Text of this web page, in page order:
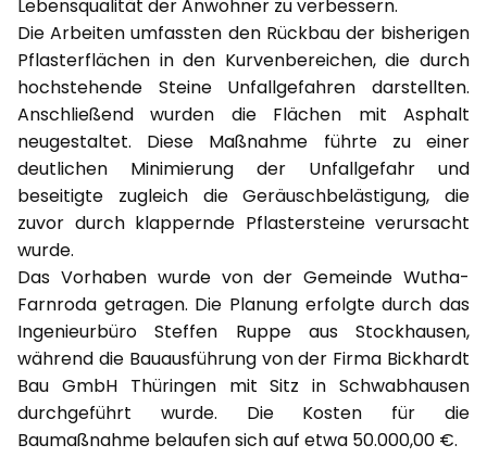
Lebensqualität der Anwohner zu verbessern.
Die Arbeiten umfassten den Rückbau der bisherigen
Pflasterflächen in den Kurvenbereichen, die durch
hochstehende Steine Unfallgefahren darstellten.
Anschließend wurden die Flächen mit Asphalt
neugestaltet. Diese Maßnahme führte zu einer
deutlichen Minimierung der Unfallgefahr und
beseitigte zugleich die Geräuschbelästigung, die
zuvor durch klappernde Pflastersteine verursacht
wurde.
Das Vorhaben wurde von der Gemeinde Wutha-
Farnroda getragen. Die Planung erfolgte durch das
Ingenieurbüro Steffen Ruppe aus Stockhausen,
während die Bauausführung von der Firma Bickhardt
Bau GmbH Thüringen mit Sitz in Schwabhausen
durchgeführt wurde. Die Kosten für die
Baumaßnahme belaufen sich auf etwa 50.000,00 €.